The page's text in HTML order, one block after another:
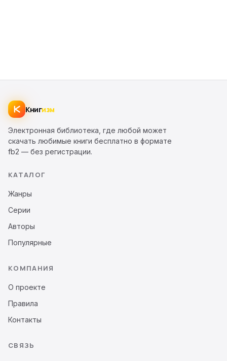
Книгизм
Электронная библиотека, где любой может
скачать любимые книги бесплатно в формате
fb2 — без регистрации.
КАТАЛОГ
Жанры
Серии
Авторы
Популярные
КОМПАНИЯ
О проекте
Правила
Контакты
СВЯЗЬ